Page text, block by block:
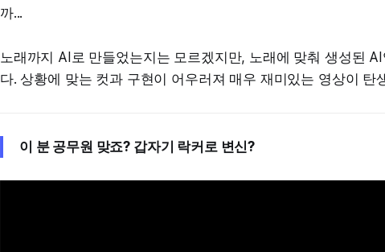
까...
노래까지 AI로 만들었는지는 모르겠지만, 노래에 맞춰 생성된
다. 상황에 맞는 컷과 구현이 어우러져 매우 재미있는 영상이 탄
이 분 공무원 맞죠? 갑자기 락커로 변신?